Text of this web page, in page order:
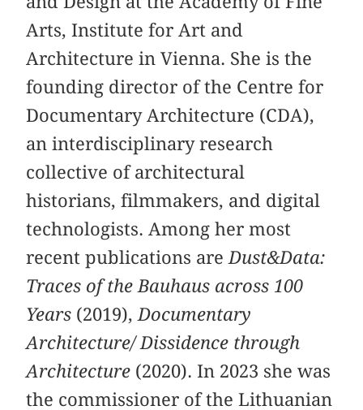
Arts, Institute for Art and
Architecture in Vienna. She is the
founding director of the Centre for
Documentary Architecture (CDA),
an interdisciplinary research
collective of architectural
historians, filmmakers, and digital
technologists. Among her most
recent publications areDust&Data:
Traces of the Bauhaus across 100
Years (2019),Documentary
Architecture/ Dissidence through
Architecture (2020). In 2023 she was
the commissioner of the Lithuanian